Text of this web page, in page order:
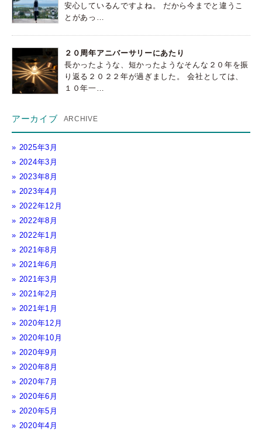
安心しているんですよね。 だから今までと違うこ
とがあっ…
２０周年アニバーサリーにあたり
長かったような、短かったようなそんな２０年を振
り返る２０２２年が過ぎました。 会社としては、
１０年一…
アーカイブ
2025年3月
2024年3月
2023年8月
2023年4月
2022年12月
2022年8月
2022年1月
2021年8月
2021年6月
2021年3月
2021年2月
2021年1月
2020年12月
2020年10月
2020年9月
2020年8月
2020年7月
2020年6月
2020年5月
2020年4月